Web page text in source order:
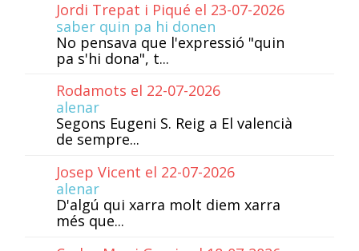
Jordi Trepat i Piqué el 23-07-2026
saber quin pa hi donen
No pensava que l'expressió "quin
pa s'hi dona", t...
Rodamots el 22-07-2026
alenar
Segons Eugeni S. Reig a El valencià
de sempre...
Josep Vicent el 22-07-2026
alenar
D'algú qui xarra molt diem xarra
més que...